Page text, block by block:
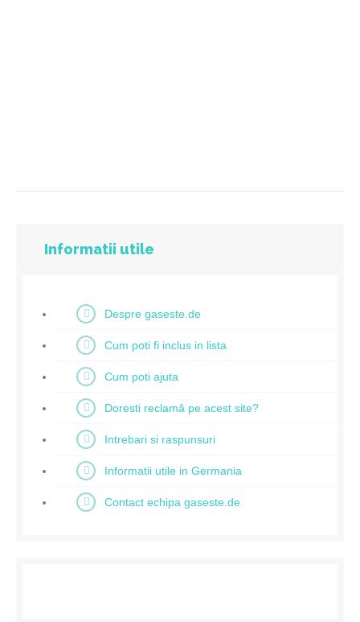
Informatii utile
Despre gaseste.de
Cum poti fi inclus in lista
Cum poti ajuta
Doresti reclamă pe acest site?
Intrebari si raspunsuri
Informatii utile in Germania
Contact echipa gaseste.de